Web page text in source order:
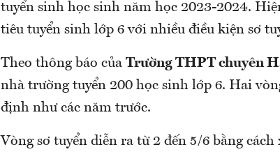
tuyển sinh học sinh năm học 2023-2024.
tiêu tuyển sinh lớp 6 với nhiều điều kiện sơ
Theo thông báo của Trường THPT chuyên
nhà trường tuyển 200 học sinh lớp 6. Hai
định như các năm trước.
Vòng sơ tuyển diễn ra từ 2 đến 5/6 bằng cách